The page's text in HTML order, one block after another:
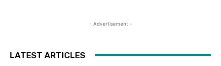
- Advertisement -
LATEST ARTICLES